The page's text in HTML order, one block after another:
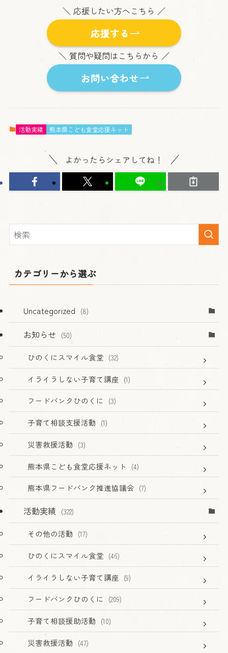
＼ 応援したい方へこちら ／
応援する
＼ 質問や疑問はこちらから ／
お問い合わせ
活動実績 熊本県こども食堂応援ネット
よかったらシェアしてね！
カテゴリーから選ぶ
Uncategorized (8)
お知らせ (50)
ひのくにスマイル食堂 (32)
イライラしない子育て講座 (1)
フードバンクひのくに (3)
子育て相談支援活動 (1)
災害救援活動 (3)
熊本県こども食堂応援ネット (4)
熊本県フードバンク推進協議会 (7)
活動実績 (322)
その他の活動 (17)
ひのくにスマイル食堂 (46)
イライラしない子育て講座 (9)
フードバンクひのくに (209)
子育て相談援助活動 (10)
災害救援活動 (47)